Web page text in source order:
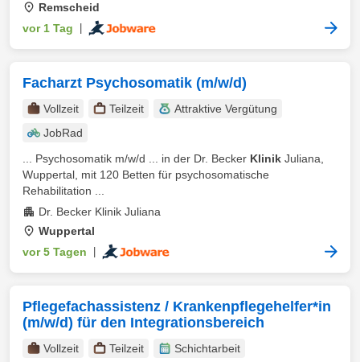
Remscheid
vor 1 Tag
Facharzt Psychosomatik (m/w/d)
Vollzeit Teilzeit
Attraktive Vergütung
JobRad
... Psychosomatik m/w/d ... in der Dr. Becker Klinik Juliana,
Wuppertal, mit 120 Betten für psychosomatische
Rehabilitation ...
Dr. Becker Klinik Juliana
Wuppertal
vor 5 Tagen
Pflegefachassistenz / Krankenpflegehelfer*in
(m/w/d) für den Integrationsbereich
Vollzeit Teilzeit
Schichtarbeit